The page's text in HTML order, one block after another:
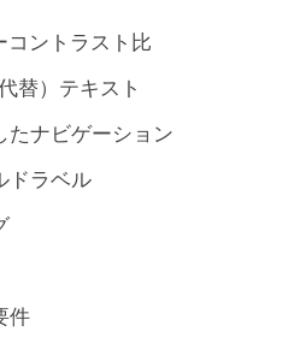
コントラスト比
替）テキスト
たナビゲーション
ドラベル
件